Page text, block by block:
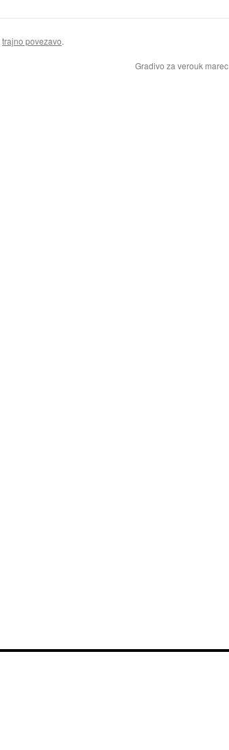
trajno povezavo.
Gradivo za verouk marec